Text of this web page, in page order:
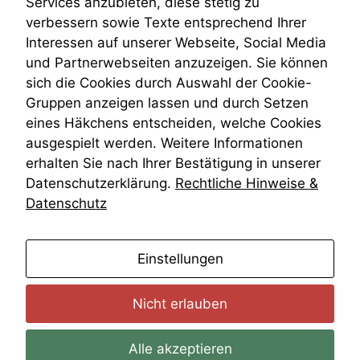
VRK
Wiederherstellungsanordnung
Zivilprozessordnung
ZPO
Zustellfiktion
Zuständigkeit
Öffentliches Personalrecht
Öffentlichkeitsprinzip
verbessern sowie Texte entsprechend Ihrer
Interessen auf unserer Webseite, Social Media
und Partnerwebseiten anzuzeigen. Sie können
sich die Cookies durch Auswahl der Cookie-
Gruppen anzeigen lassen und durch Setzen
eines Häkchens entscheiden, welche Cookies
ausgespielt werden. Weitere Informationen
erhalten Sie nach Ihrer Bestätigung in unserer
Datenschutzerklärung. Rechtliche Hinweise &
Datenschutz
Einstellungen
Nicht erlauben
Alle akzeptieren
kann die
Website nicht
zu 100%
funktionieren.
Marketing
Wir speichern
anonyme Daten ab,
um interne
marketingtechnische
uns, unsere Website
zu verbessern.